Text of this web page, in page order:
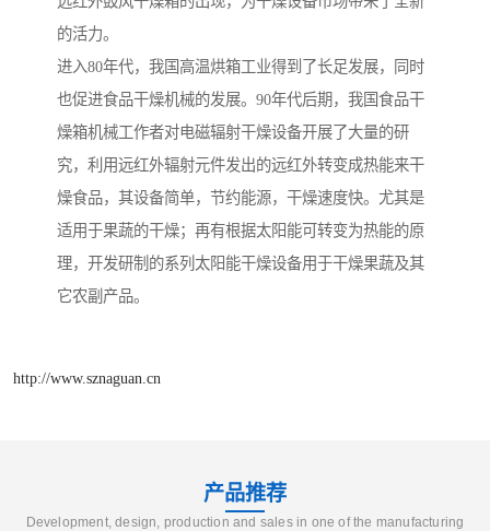
的活力。
进入80年代，我国高温烘箱工业得到了长足发展，同时
也促进食品干燥机械的发展。90年代后期，我国食品干
燥箱机械工作者对电磁辐射干燥设备开展了大量的研
究，利用远红外辐射元件发出的远红外转变成热能来干
燥食品，其设备简单，节约能源，干燥速度快。尤其是
适用于果蔬的干燥；再有根据太阳能可转变为热能的原
理，开发研制的系列太阳能干燥设备用于干燥果蔬及其
它农副产品。
http://www.sznaguan.cn
产品推荐
Development, design, production and sales in one of the manufacturing